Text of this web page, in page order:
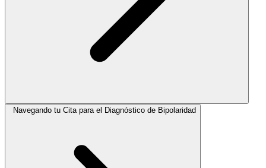
Navegando tu Cita para el Diagnóstico de Bipolaridad